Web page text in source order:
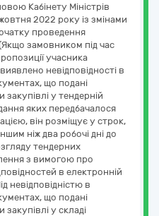
Кабінету Міністрів
2022 року із змінами
проведення
замовником під час
учасника
невідповідності в
що подані
у тендерній
яких передбачалося
він розміщує у строк,
ніж два робочі дні до
тендерних
з вимогою про
в електронній
невідповідністю в
що подані
у складі